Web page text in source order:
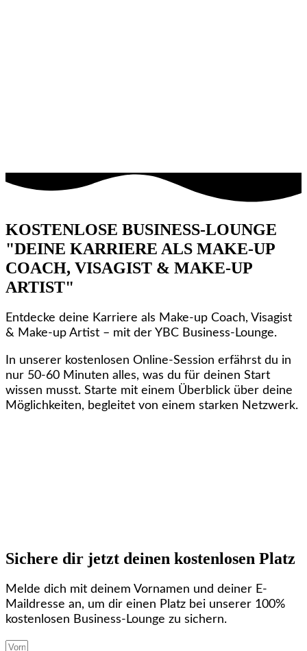
KOSTENLOSE BUSINESS-LOUNGE
"DEINE KARRIERE ALS MAKE-UP
COACH, VISAGIST & MAKE-UP
ARTIST"
Entdecke deine Karriere als Make-up Coach, Visagist
& Make-up Artist – mit der YBC Business-Lounge.
In unserer kostenlosen Online-Session erfährst du in
nur 50-60 Minuten alles, was du für deinen Start
wissen musst. Starte mit einem Überblick über deine
Möglichkeiten, begleitet von einem starken Netzwerk.
Sichere dir jetzt deinen kostenlosen Platz
Melde dich mit deinem Vornamen und deiner E-
Maildresse an, um dir einen Platz bei unserer 100%
kostenlosen Business-Lounge zu sichern.